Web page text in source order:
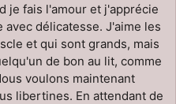
je fais l'amour et j'apprécie
délicatesse. J'aime les
et qui sont grands, mais
de bon au lit, comme
voulons maintenant
libertines. En attendant de